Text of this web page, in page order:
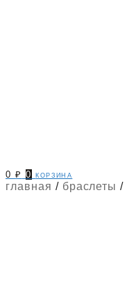
0₽ 0 корзина
главная / браслеты /